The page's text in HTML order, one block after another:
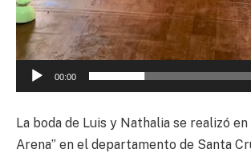
00:00
La boda de Luis y Nathalia se realizó en
Arena” en el departamento de Santa